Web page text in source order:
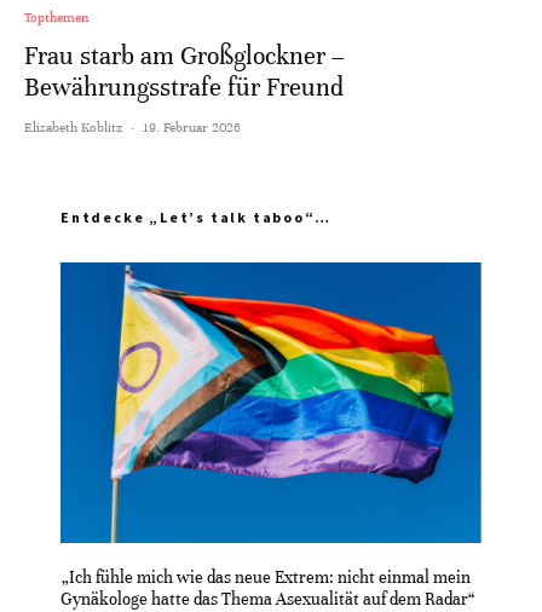
Topthemen
Frau starb am Großglockner –
Bewährungsstrafe für Freund
Elisabeth Koblitz · 19. Februar 2026
Entdecke „Let’s talk taboo“…
„Ich fühle mich wie das neue Extrem: nicht einmal mein
Gynäkologe hatte das Thema Asexualität auf dem Radar“